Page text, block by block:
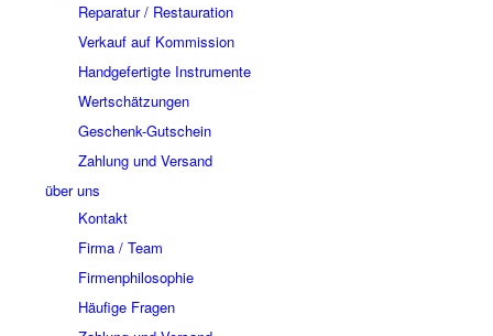
Reparatur / Restauration
Verkauf auf Kommission
Handgefertigte Instrumente
Wertschätzungen
Geschenk-Gutschein
Zahlung und Versand
über uns
Kontakt
Firma / Team
Firmenphilosophie
Häufige Fragen